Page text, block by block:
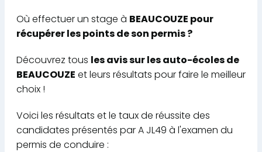
Où effectuer un stage à BEAUCOUZE pour
récupérer les points de son permis ?
Découvrez tous les avis sur les auto-écoles de
BEAUCOUZE et leurs résultats pour faire le meilleur
choix !
Voici les résultats et le taux de réussite des
candidates présentés par A JL49 à l'examen du
permis de conduire :